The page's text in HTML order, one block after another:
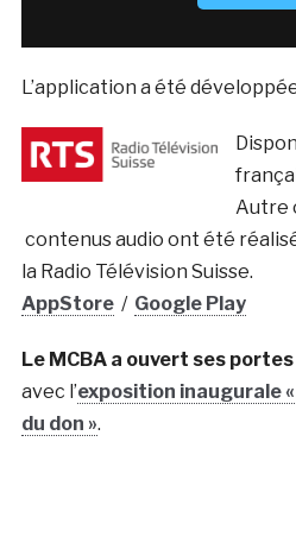
L’application a été
Autre
contenus audio ont été
la Radio Télévision Suisse.
AppStore/ Google Play
Le MCBA a ouvert ses
avec l’exposition inaugurale
du don ».